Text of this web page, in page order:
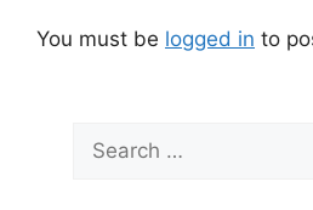
You must be logged in to
for: